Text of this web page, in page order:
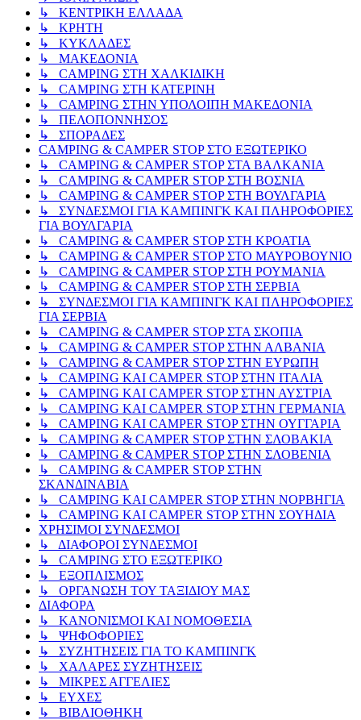
↳ ΚΕΝΤΡΙΚΗ ΕΛΛΑΔΑ
↳ ΚΡΗΤΗ
↳ ΚΥΚΛΑΔΕΣ
↳ ΜΑΚΕΔΟΝΙΑ
↳ CAMPING ΣΤΗ ΧΑΛΚΙΔΙΚΗ
↳ CAMPING ΣΤΗ ΚΑΤΕΡΙΝΗ
↳ CAMPING ΣΤΗΝ ΥΠΟΛΟΙΠΗ ΜΑΚΕΔΟΝΙΑ
↳ ΠΕΛΟΠΟΝΝΗΣΟΣ
↳ ΣΠΟΡΑΔΕΣ
CAMPING & CAMPER STOP ΣΤΟ ΕΞΩΤΕΡΙΚΟ
↳ CAMPING & CAMPER STOP ΣΤΑ ΒΑΛΚΑΝΙΑ
↳ CAMPING & CAMPER STOP ΣΤΗ ΒΟΣΝΙΑ
↳ CAMPING & CAMPER STOP ΣΤΗ ΒΟΥΛΓΑΡΙΑ
↳ ΣΥΝΔΕΣΜΟΙ ΓΙΑ ΚΑΜΠΙΝΓΚ ΚΑΙ ΠΛΗΡΟΦΟΡΙΕΣ
ΓΙΑ ΒΟΥΛΓΑΡΙΑ
↳ CAMPING & CAMPER STOP ΣΤΗ ΚΡΟΑΤΙΑ
↳ CAMPING & CAMPER STOP ΣΤΟ ΜΑΥΡΟΒΟΥΝΙΟ
↳ CAMPING & CAMPER STOP ΣΤΗ ΡΟΥΜΑΝΙΑ
↳ CAMPING & CAMPER STOP ΣΤΗ ΣΕΡΒΙΑ
↳ ΣΥΝΔΕΣΜΟΙ ΓΙΑ ΚΑΜΠΙΝΓΚ ΚΑΙ ΠΛΗΡΟΦΟΡΙΕΣ
ΓΙΑ ΣΕΡΒΙΑ
↳ CAMPING & CAMPER STOP ΣΤΑ ΣΚΟΠΙΑ
↳ CAMPING & CAMPER STOP ΣΤΗΝ ΑΛΒΑΝΙΑ
↳ CAMPING & CAMPER STOP ΣΤΗΝ ΕΥΡΩΠΗ
↳ CAMPING KAI CAMPER STOP ΣΤΗΝ ΙΤΑΛΙΑ
↳ CAMPING KAI CAMPER STOP ΣΤΗΝ ΑΥΣΤΡΙΑ
↳ CAMPING KAI CAMPER STOP ΣΤΗΝ ΓΕΡΜΑΝΙΑ
↳ CAMPING KAI CAMPER STOP ΣΤΗΝ ΟΥΓΓΑΡΙΑ
↳ CAMPING & CAMPER STOP ΣΤΗΝ ΣΛΟΒΑΚΙΑ
↳ CAMPING & CAMPER STOP ΣΤΗΝ ΣΛΟΒΕΝΙΑ
↳ CAMPING & CAMPER STOP ΣΤΗΝ
ΣΚΑΝΔΙΝΑΒΙΑ
↳ CAMPING KAI CAMPER STOP ΣΤΗΝ ΝΟΡΒΗΓΙΑ
↳ CAMPING KAI CAMPER STOP ΣΤΗΝ ΣΟΥΗΔΙΑ
ΧΡΗΣΙΜΟΙ ΣΥΝΔΕΣΜΟΙ
↳ ΔΙΑΦΟΡΟΙ ΣΥΝΔΕΣΜΟΙ
↳ CAMPING ΣΤΟ ΕΞΩΤΕΡΙΚΟ
↳ ΕΞΟΠΛΙΣΜΟΣ
↳ ΟΡΓΑΝΩΣΗ ΤΟΥ ΤΑΞΙΔΙΟΥ ΜΑΣ
ΔΙΑΦΟΡΑ
↳ ΚΑΝΟΝΙΣΜΟΙ ΚΑΙ ΝΟΜΟΘΕΣΙΑ
↳ ΨΗΦΟΦΟΡΙΕΣ
↳ ΣΥΖΗΤΗΣΕΙΣ ΓΙΑ ΤΟ ΚΑΜΠΙΝΓΚ
↳ ΧΑΛΑΡΕΣ ΣΥΖΗΤΗΣΕΙΣ
↳ ΜΙΚΡΕΣ ΑΓΓΕΛΙΕΣ
↳ ΕΥΧΕΣ
↳ ΒΙΒΛΙΟΘΗΚΗ